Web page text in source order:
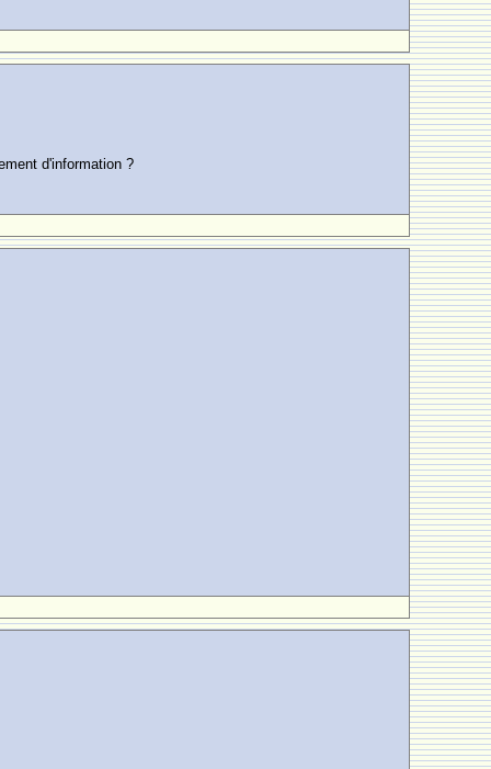
d'information ?